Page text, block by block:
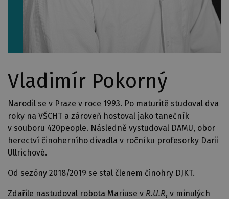
Vladimír Pokorný
Narodil se v Praze v roce 1993. Po maturitě studoval dva
roky na VŠCHT a zároveň hostoval jako tanečník
v souboru 420people. Následně vystudoval DAMU, obor
herectví činoherního divadla v ročníku profesorky Darii
Ullrichové.
Od sezóny 2018/2019 se stal členem činohry DJKT.
Zdařile nastudoval robota Mariuse v R.U.R, v minulých